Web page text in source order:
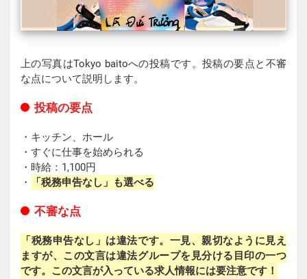
上の写真はTokyo baitoへの投稿です。投稿の要点と不審
な点について説明します。
投稿の要点
・キッチン、ホール
・すぐに仕事を始められる
・時給：1,100円
・
「税務申告なし」も選べる
不審な点
「税務申告なし」は違法です。一見、親切なように見え
ますが、この文言は違法グループを見分ける目印の一つ
です。この文言が入っている求人情報には要注意です！